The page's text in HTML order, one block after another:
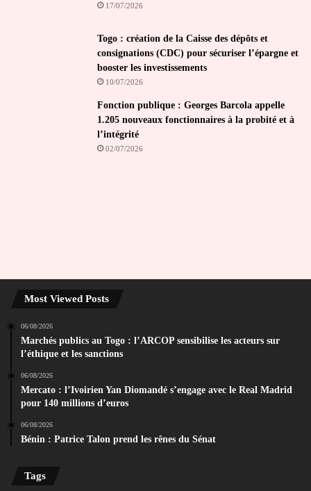
17/07/2026
Togo : création de la Caisse des dépôts et
consignations (CDC) pour sécuriser l’épargne et
booster les investissements
10/07/2026
Fonction publique : Georges Barcola appelle
1.205 nouveaux fonctionnaires à la probité et à
l’intégrité
02/07/2026
Most Viewed Posts
06/08/2026
Marchés publics au Togo : l’ARCOP sensibilise les acteurs sur
l’éthique et les sanctions
06/08/2026
Mercato : l’Ivoirien Yan Diomandé s’engage avec le Real Madrid
pour 140 millions d’euros
06/08/2026
Bénin : Patrice Talon prend les rênes du Sénat
Tags